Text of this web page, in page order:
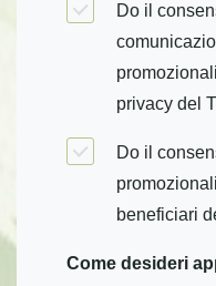
Do il
privacy del
Do il
beneficiari
Come desideri